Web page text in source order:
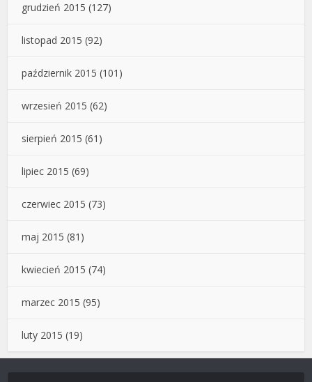
grudzień 2015 (127)
listopad 2015 (92)
październik 2015 (101)
wrzesień 2015 (62)
sierpień 2015 (61)
lipiec 2015 (69)
czerwiec 2015 (73)
maj 2015 (81)
kwiecień 2015 (74)
marzec 2015 (95)
luty 2015 (19)